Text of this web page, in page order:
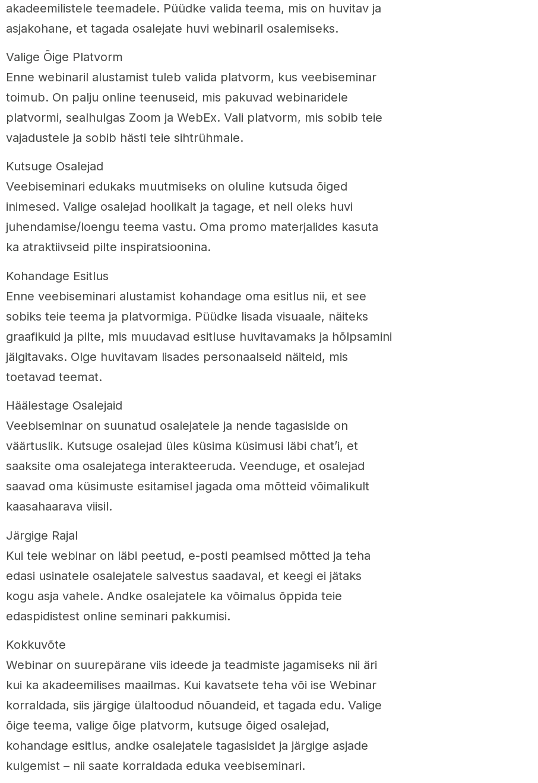
akadeemilistele teemadele. Püüdke valida teema, mis on huvitav ja
asjakohane, et tagada osalejate huvi webinaril osalemiseks.
Valige Õige Platvorm
Enne webinaril alustamist tuleb valida platvorm, kus veebiseminar
toimub. On palju online teenuseid, mis pakuvad webinaridele
platvormi, sealhulgas Zoom ja WebEx. Vali platvorm, mis sobib teie
vajadustele ja sobib hästi teie sihtrühmale.
Kutsuge Osalejad
Veebiseminari edukaks muutmiseks on oluline kutsuda õiged
inimesed. Valige osalejad hoolikalt ja tagage, et neil oleks huvi
juhendamise/loengu teema vastu. Oma promo materjalides kasuta
ka atraktiivseid pilte inspiratsioonina.
Kohandage Esitlus
Enne veebiseminari alustamist kohandage oma esitlus nii, et see
sobiks teie teema ja platvormiga. Püüdke lisada visuaale, näiteks
graafikuid ja pilte, mis muudavad esitluse huvitavamaks ja hõlpsamini
jälgitavaks. Olge huvitavam lisades personaalseid näiteid, mis
toetavad teemat.
Häälestage Osalejaid
Veebiseminar on suunatud osalejatele ja nende tagasiside on
väärtuslik. Kutsuge osalejad üles küsima küsimusi läbi chat’i, et
saaksite oma osalejatega interakteeruda. Veenduge, et osalejad
saavad oma küsimuste esitamisel jagada oma mõtteid võimalikult
kaasahaarava viisil.
Järgige Rajal
Kui teie webinar on läbi peetud, e-posti peamised mõtted ja teha
edasi usinatele osalejatele salvestus saadaval, et keegi ei jätaks
kogu asja vahele. Andke osalejatele ka võimalus õppida teie
edaspidistest online seminari pakkumisi.
Kokkuvõte
Webinar on suurepärane viis ideede ja teadmiste jagamiseks nii äri
kui ka akadeemilises maailmas. Kui kavatsete teha või ise Webinar
korraldada, siis järgige ülaltoodud nõuandeid, et tagada edu. Valige
õige teema, valige õige platvorm, kutsuge õiged osalejad,
kohandage esitlus, andke osalejatele tagasisidet ja järgige asjade
kulgemist – nii saate korraldada eduka veebiseminari.